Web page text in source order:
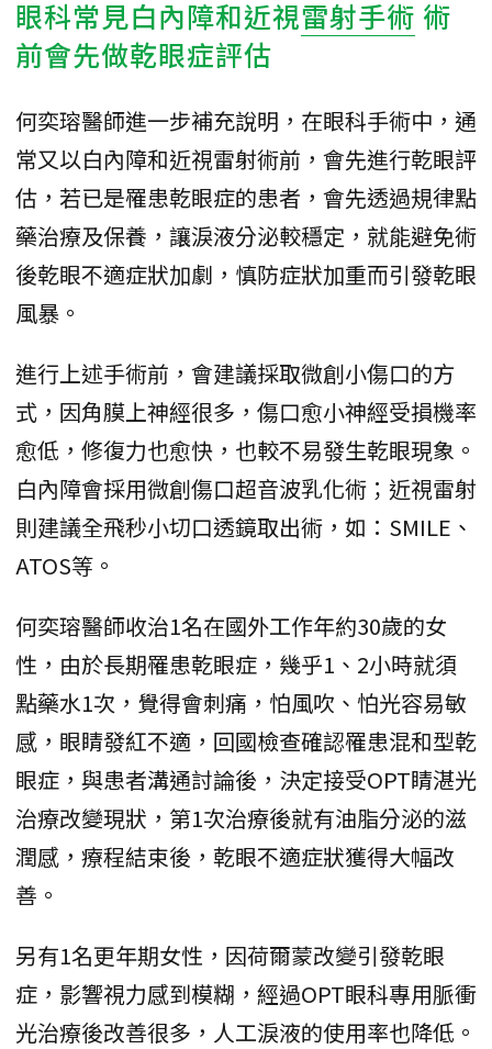
眼科常見白內障和近視雷射手術 術
前會先做乾眼症評估
何奕瑢醫師進一步補充說明，在眼科手術中，通
常又以白內障和近視雷射術前，會先進行乾眼評
估，若已是罹患乾眼症的患者，會先透過規律點
藥治療及保養，讓淚液分泌較穩定，就能避免術
後乾眼不適症狀加劇，慎防症狀加重而引發乾眼
風暴。
進行上述手術前，會建議採取微創小傷口的方
式，因角膜上神經很多，傷口愈小神經受損機率
愈低，修復力也愈快，也較不易發生乾眼現象。
白內障會採用微創傷口超音波乳化術；近視雷射
則建議全飛秒小切口透鏡取出術，如：SMILE、
ATOS等。
何奕瑢醫師收治1名在國外工作年約30歲的女
性，由於長期罹患乾眼症，幾乎1、2小時就須
點藥水1次，覺得會刺痛，怕風吹、怕光容易敏
感，眼睛發紅不適，回國檢查確認罹患混和型乾
眼症，與患者溝通討論後，決定接受OPT睛湛光
治療改變現狀，第1次治療後就有油脂分泌的滋
潤感，療程結束後，乾眼不適症狀獲得大幅改
善。
另有1名更年期女性，因荷爾蒙改變引發乾眼
症，影響視力感到模糊，經過OPT眼科專用脈衝
光治療後改善很多，人工淚液的使用率也降低。